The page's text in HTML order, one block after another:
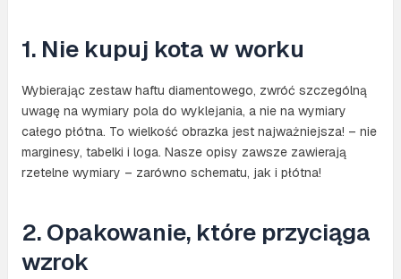
1. Nie kupuj kota w worku
Wybierając zestaw haftu diamentowego, zwróć szczególną
uwagę na wymiary pola do wyklejania, a nie na wymiary
całego płótna. To wielkość obrazka jest najważniejsza! – nie
marginesy, tabelki i loga. Nasze opisy zawsze zawierają
rzetelne wymiary – zarówno schematu, jak i płótna!
2. Opakowanie, które przyciąga
wzrok